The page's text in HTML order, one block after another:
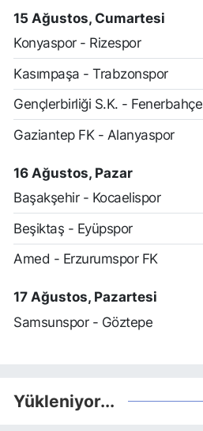
15 Ağustos, Cumartesi
Konyaspor - Rizespor
Kasımpaşa - Trabzonspor
Gençlerbirliği S.K. - Fenerbahçe
Gaziantep FK - Alanyaspor
16 Ağustos, Pazar
Başakşehir - Kocaelispor
Beşiktaş - Eyüpspor
Amed - Erzurumspor FK
17 Ağustos, Pazartesi
Samsunspor - Göztepe
Yükleniyor...